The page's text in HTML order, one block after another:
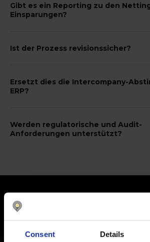
Consent Details
Gibt es ein Reporting zu den
Einsparungen?
Ist der Prozess revisionssicher?
Ersetzt dies die Intercompany-
ERP?
Werden regulatorische und Audit-
Anforderungen unterstützt?
hervorragendem